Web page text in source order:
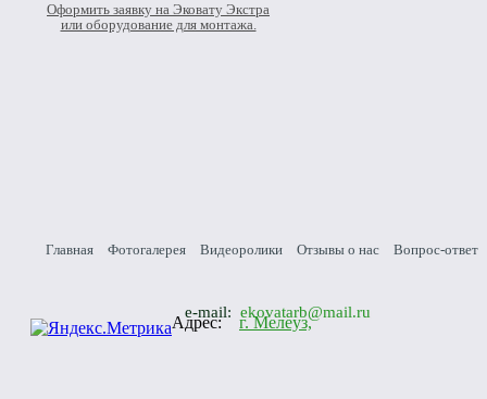
Оформить заявку на Эковату Экстра
или оборудование для монтажа.
Главная Фотогалерея Видеоролики Отзывы о нас Вопрос-ответ
e-mail: ekovatarb@mail.ru
Адрес: г. Мелеуз,